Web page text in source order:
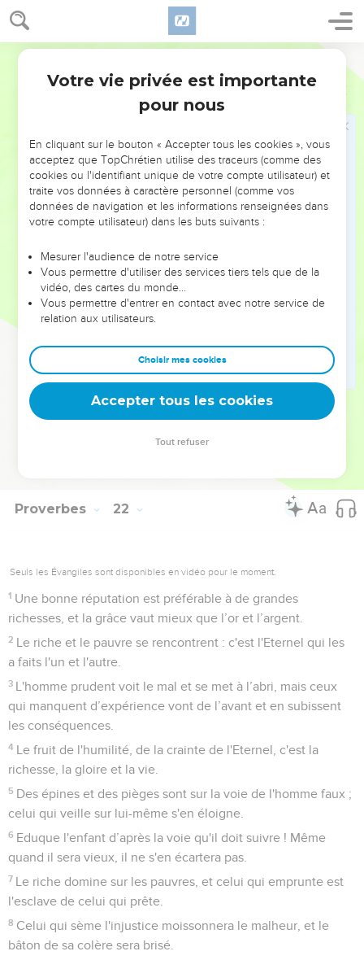
Proverbes 21
21 Celui qui poursuit la justice et la bonté trouvera la vie, la
22
dans laquelle elle plaçait sa confiance.
Celui qui veille sur sa bouche et sa langue se préserve de
L'orgueilleux, l'insolent, voilà ce qu’on appelle un
moqueur ; il agit avec une arrogance débordante.
Les désirs du paresseux le tuent parce que ses mains se
refusent à l'action ;
revanche, donne sans retenue.
Le sacrifice qu'offrent les méchants fait horreur, car ils
l'offrent avec des pensées criminelles.
Le témoin menteur va à sa perte, mais l'homme qui sait
écouter pourra parler indéfiniment.
Le méchant prend des airs effrontés, tandis que l'homme
droit affermit sa voie.
Il n'y a ni sagesse, ni intelligence, ni conseil qui tienne
Proverbes 22
Seuls les Évangiles sont disponibles en vidéo pour le moment.
1 Une bonne réputation est préférable à de grandes
richesses, et la grâce vaut mieux que l’or et l’argent.
2 Le riche et le pauvre se rencontrent : c'est l'Eternel qui les
a faits l'un et l'autre.
3 L'homme prudent voit le mal et se met à l’abri, mais ceux
qui manquent d’expérience vont de l’avant et en subissent
les conséquences.
4 Le fruit de l'humilité, de la crainte de l'Eternel, c'est la
richesse, la gloire et la vie.
5 Des épines et des pièges sont sur la voie de l'homme faux ;
celui qui veille sur lui-même s'en éloigne.
6 Eduque l'enfant d’après la voie qu'il doit suivre ! Même
quand il sera vieux, il ne s'en écartera pas.
7 Le riche domine sur les pauvres, et celui qui emprunte est
l'esclave de celui qui prête.
8 Celui qui sème l'injustice moissonnera le malheur, et le
bâton de sa colère sera brisé.
Votre vie privée est importante
pour nous
En cliquant sur le bouton « Accepter tous les cookies », vous
acceptez que TopChrétien utilise des traceurs (comme des
cookies ou l'identifiant unique de votre compte utilisateur) et
traite vos données à caractère personnel (comme vos
données de navigation et les informations renseignées dans
votre compte utilisateur) dans les buts suivants :
Mesurer l'audience de notre service
Vous permettre d'utiliser des services tiers tels que de la
vidéo, des cartes du monde…
Vous permettre d'entrer en contact avec notre service de
relation aux utilisateurs.
Choisir mes cookies
Accepter tous les cookies
Tout refuser